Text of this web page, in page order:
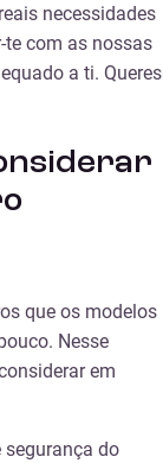
necessidades
com as nossas
a ti. Queres
que os modelos
Nesse
em
segurança do